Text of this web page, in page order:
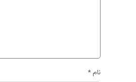
نام *